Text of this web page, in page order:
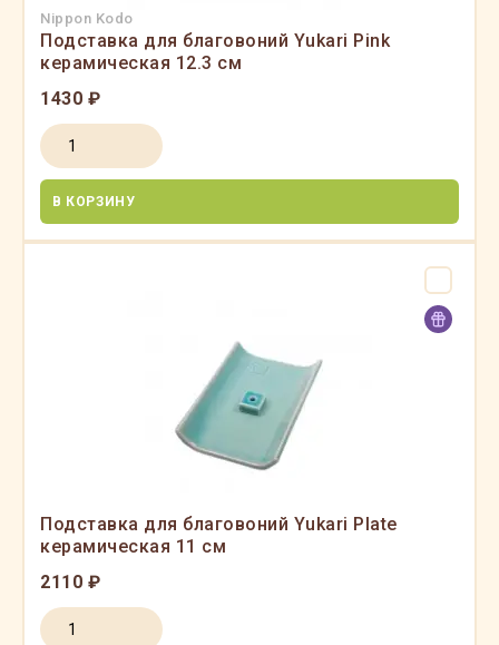
Nippon Kodo
Подставка для благовоний Yukari Pink
керамическая 12.3 см
1430 ₽
В КОРЗИНУ
Подставка для благовоний Yukari Plate
керамическая 11 см
2110 ₽